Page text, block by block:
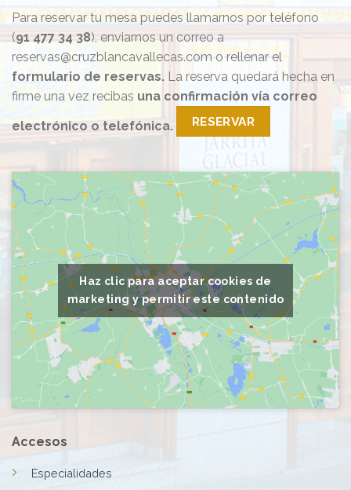
Haz clic para aceptar cookies de
marketing y permitir este contenido
Accesos
Especialidades
Para reservar tu mesa puedes llamarnos por teléfono
(91 477 34 38), enviarnos un correo a
reservas@cruzblancavallecas.com o rellenar el
formulario de reservas. La reserva quedará hecha en
firme una vez recibas una confirmación vía correo
electrónico o telefónica. RESERVAR